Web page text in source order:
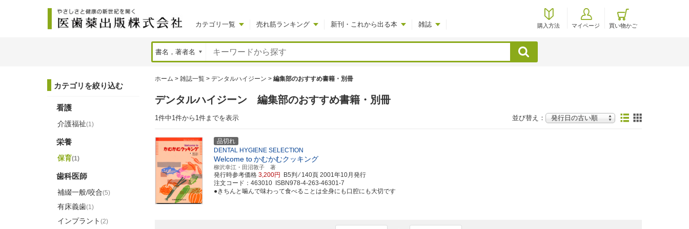
カテゴリ一覧 売れ筋ランキング 新刊・これから出る本 雑誌 購入方法 マイページ 買い物かご
検索
ホーム > 雑誌一覧 > デンタルハイジーン > 編集部のおすすめ書籍・別冊
デンタルハイジーン 編集部のおすすめ書籍・別冊
1件中1件から1件までを表示 並び替え：
品切れ
DENTAL HYGIENE SELECTION
Welcome toかむかむクッキング
柳沢幸江・田沼敦子 著
発行時参考価格 3,200円 B5判 ⁄ 140頁 2001年10月発行
注文コード：463010 ISBN978-4-263-46301-7
●きちんと噛んで味わって食べることは全身にも口腔にも大切です
カテゴリを絞り込む
看護
介護福祉(1)
栄養
保育(1)
歯科医師
補綴一般/咬合(5)
有床義歯(1)
インプラント (2)